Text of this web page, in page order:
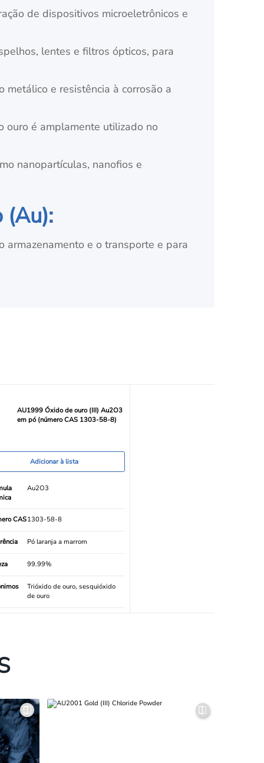
de dispositivos microeletrônicos e
lentes e filtros ópticos, para
e resistência à corrosão a
ouro é amplamente utilizado no
nanopartículas, nanofios e
(Au):
armazenamento e o transporte e para
AU1999 Óxido de ouro (III) Au2O3
em pó (número CAS 1303-58-8)
Adicionar à lista
Au2O3
CAS1303-58-8
Pó laranja a marrom
99.99%
Trióxido de ouro, sesquióxido
de ouro